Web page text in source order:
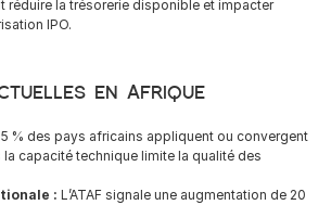
réduire la trésorerie disponible et impacter
IPO.
en Afrique
% des pays africains appliquent ou convergent
la capacité technique limite la qualité des
: L’ATAF signale une augmentation de 20